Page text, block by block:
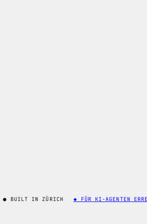
● BUILT IN ZÜRICH ◆ FÜR KI-AGENTEN